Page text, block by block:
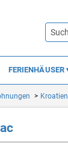
FERIENHÄUSER
Kroatien